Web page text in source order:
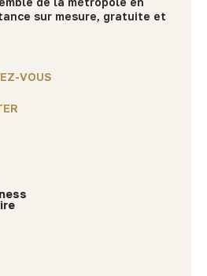
sur mesure, gratuite et
VOUS